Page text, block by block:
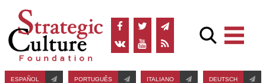
ESPAÑOL PORTUGUÊS ITALIANO DEUTSCH